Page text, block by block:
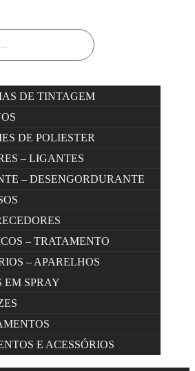
DE TINTAGEM
DE POLIESTER
– LIGANTES
– DESENGORDURANTE
– TRATAMENTO
– APARELHOS
EM SPRAY
E ACESSÓRIOS